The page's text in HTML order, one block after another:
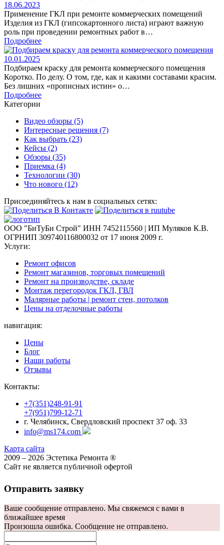
18.06.2023
Применение ГКЛ при ремонте коммерческих помещений
Изделия из ГКЛ (гипсокартонного листа) играют важную
роль при проведении ремонтных работ в…
Подробнее
10.01.2025
Подбираем краску для ремонта коммерческого помещения
Коротко. По делу. О том, где, как и какими составами красим.
Без лишних «прописных истин» о…
Подробнее
Категории
Видео обзоры (5)
Интересные решения (7)
Как выбрать (23)
Кейсы (2)
Обзоры (35)
Приемка (4)
Технологии (30)
Что нового (12)
Присоединяйтесь к нам в социальных сетях:
ООО "БиТуБи Строй" ИНН 7452115560 | ИП Муляков К.В.
ОГРНИП 309740116800032 от 17 июня 2009 г.
Услуги:
Ремонт офисов
Ремонт магазинов, торговых помещений
Ремонт на производстве, складе
Монтаж перегородок ГКЛ, ГВЛ
Малярные работы | ремонт стен, потолков
Цены на отделочные работы
навигация:
Цены
Блог
Наши работы
Отзывы
Контакты:
+7(351)248-91-91
+7(951)799-12-71
г. Челябинск, Свердловский проспект 37 оф. 33
info@ms174.com
Карта сайта
2009 – 2026 Эстетика Ремонта ®
Сайт не является публичной офертой
Отправить заявку
Ваше сообщение отправлено. Мы свяжемся с вами в
ближайшее время
Произошла ошибка. Сообщение не отправлено.